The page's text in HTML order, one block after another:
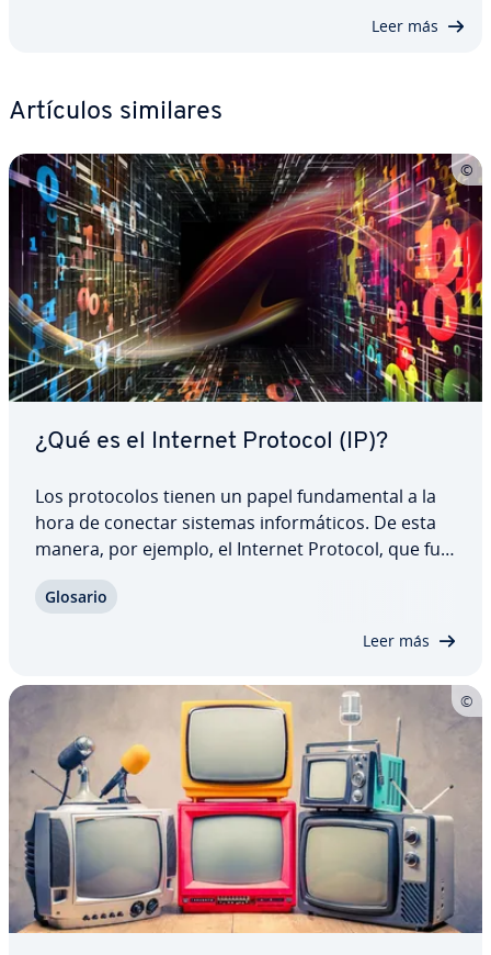
Leer más
Artículos similares
¿Qué es el Internet Protocol (IP)?
Los pro­to­co­los tienen un papel fu­n­da­me­n­tal a la
hora de conectar sistemas in­fo­r­má­ti­cos. De esta
manera, por ejemplo, el Internet Protocol, que fue
es una parte esencial para los envíos y recepción
Glosario
Leer más